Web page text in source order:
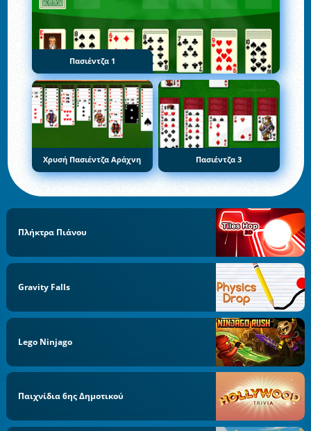
Πασιέντζα 1
Χρυσή Πασιέντζα Αράχνη Πασιέντζα 3
Πλήκτρα Πιάνου
Gravity Falls
Lego Ninjago
Παιχνίδια 6ης Δημοτικού